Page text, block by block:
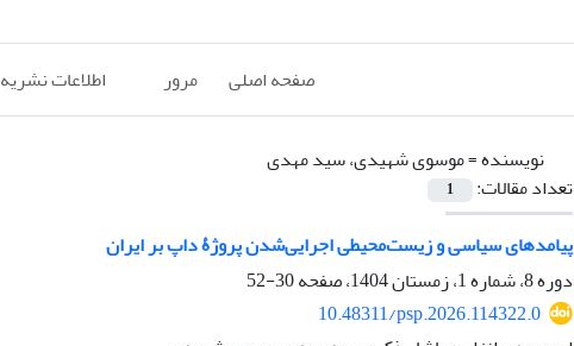
صفحه اصلی مرور اطلاعات نشریه
نویسنده =موسوی شهیدی، سید مهدی
تعداد مقالات:
1
پیامدهای سیاسی و زیست‌محیطی اجرایی‌شدن پروژۀ داپ بر ایران
دوره 8، شماره 1، زمستان 1404، صفحه
30-52
10.48311/psp.2026.114322.0